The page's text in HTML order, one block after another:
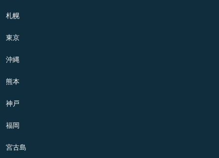
札幌
東京
沖縄
熊本
神戸
福岡
宮古島